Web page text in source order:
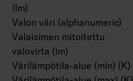
(lm)
Valon väri (alphanumeric)
Valaisimen mitoitettu
valovirta (lm)
Värilämpötila-alue (min) (K)